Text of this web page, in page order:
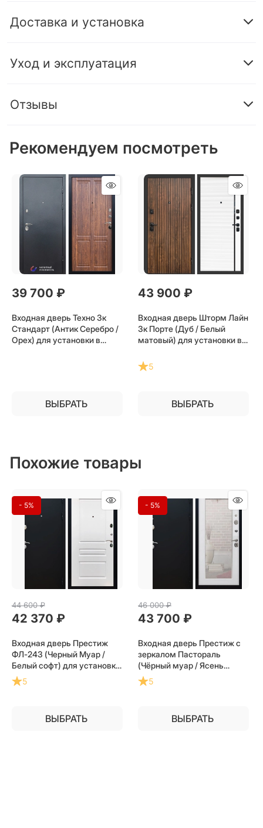
Доставка и установка
Уход и эксплуатация
Отзывы
Рекомендуем посмотреть
39 700 ₽
Входная дверь Техно 3к
Стандарт (Антик Серебро /
Орех) для установки в
ВЫБРАТЬ
43 900 ₽
Входная дверь Шторм Лайн
3к Порте (Дуб / Белый
матовый) для установки в
5
ВЫБРАТЬ
Похожие товары
- 5%
44 600 ₽
42 370 ₽
Входная дверь Престиж
ФЛ-243 (Черный Муар /
Белый софт) для установки
в квартиру
5
ВЫБРАТЬ
- 5%
46 000 ₽
43 700 ₽
Входная дверь Престиж с
зеркалом Пастораль
(Чёрный муар / Ясень
белый) для установки в
квартиру
5
ВЫБРАТЬ